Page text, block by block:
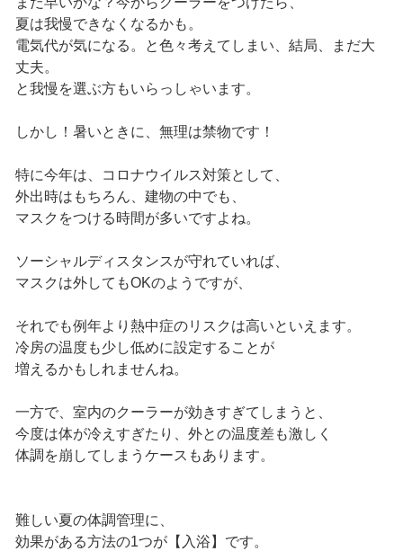
夏は我慢できなくなるかも。
電気代が気になる。と色々考えてしまい、結局、まだ大
丈夫。
と我慢を選ぶ方もいらっしゃいます。
しかし！暑いときに、無理は禁物です！
特に今年は、コロナウイルス対策として、
外出時はもちろん、建物の中でも、
マスクをつける時間が多いですよね。
ソーシャルディスタンスが守れていれば、
マスクは外してもOKのようですが、
それでも例年より熱中症のリスクは高いといえます。
冷房の温度も少し低めに設定することが
増えるかもしれませんね。
一方で、室内のクーラーが効きすぎてしまうと、
今度は体が冷えすぎたり、外との温度差も激しく
体調を崩してしまうケースもあります。
難しい夏の体調管理に、
効果がある方法の1つが【入浴】です。